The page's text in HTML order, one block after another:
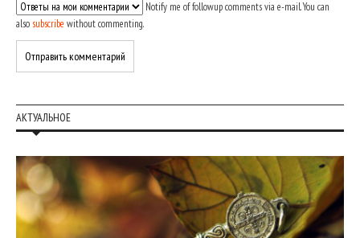
Notify me of followup comments via e-mail. You can
also subscribe without commenting.
АКТУАЛЬНОЕ